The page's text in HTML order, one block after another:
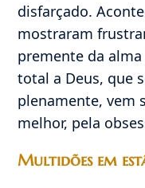
disfarçado.
mostraram
premente da
total a Deus, que
plenamente, vem
melhor, pela
Multidões em